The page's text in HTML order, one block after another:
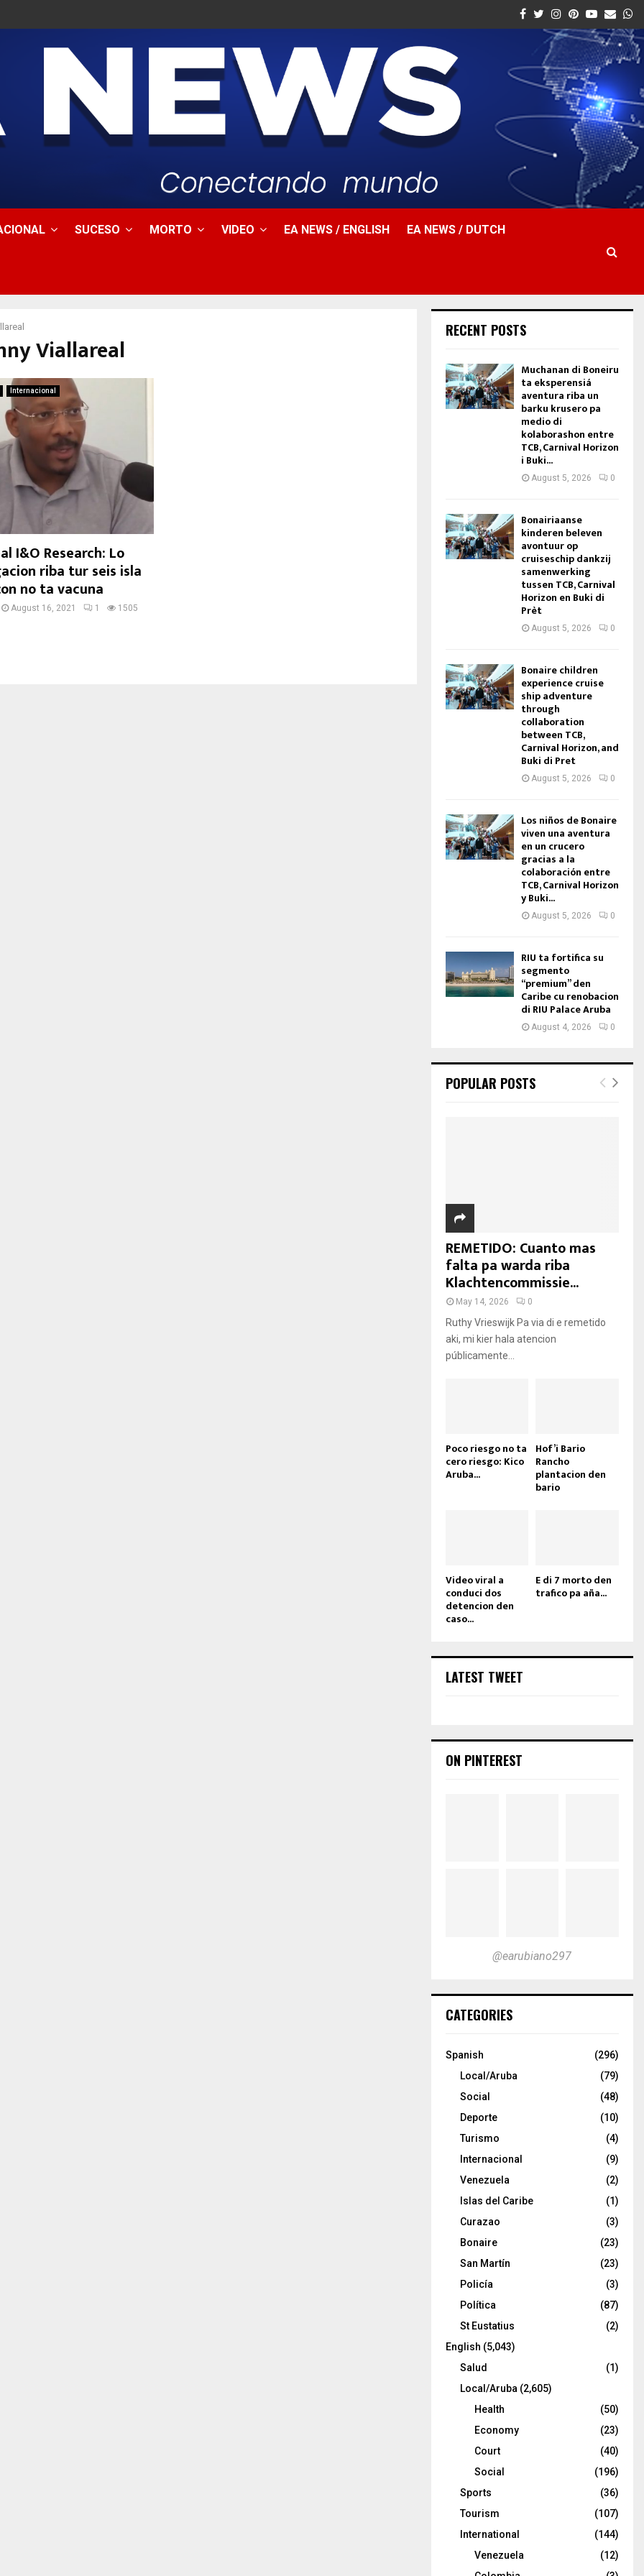
Facebook
Twitter
Instagram
Pinterest
Youtube
Email
SUCESO MORTO VIDEO EA NEWS / ENGLISH EA NEWS / DUTCH
Viallareal
Internacional
I&O Research: Lo
riba tur seis isla
no ta vacuna
August 16, 2021 1 1505
RECENT POSTS
Muchanan di Boneiru
ta eksperensiá
aventura riba un
barku krusero pa
medio di
kolaborashon entre
TCB, Carnival Horizon
i Buki...
August 5, 2026 0
Bonairiaanse
kinderen beleven
avontuur op
cruiseschip dankzij
samenwerking
tussen TCB, Carnival
Horizon en Buki di
Prèt
August 5, 2026 0
Bonaire children
experience cruise
ship adventure
through
collaboration
between TCB,
Carnival Horizon, and
Buki di Pret
August 5, 2026 0
Los niños de Bonaire
viven una aventura
en un crucero
gracias a la
colaboración entre
TCB, Carnival Horizon
y Buki...
August 5, 2026 0
RIU ta fortifica su
segmento
“premium” den
Caribe cu renobacion
di RIU Palace Aruba
August 4, 2026 0
POPULAR POSTS
REMETIDO: Cuanto mas
falta pa warda riba
Klachtencommissie...
May 14, 2026 0
Ruthy Vrieswijk Pa via di e remetido
aki, mi kier hala atencion
públicamente...
Poco riesgo no ta
cero riesgo: Kico
Aruba...
Hof’i Bario
Rancho
plantacion den
bario
Video viral a
conduci dos
detencion den
caso...
E di 7 morto den
trafico pa aña...
LATEST TWEET
ON PINTEREST
@earubiano297
CATEGORIES
Spanish
(296)
Local/Aruba
(79)
Social
(48)
Deporte
(10)
Turismo
(4)
Internacional
(9)
Venezuela
(2)
Islas del Caribe
(1)
Curazao
(3)
Bonaire
(23)
San Martín
(23)
Policía
(3)
Política
(87)
St Eustatius
(2)
English (5,043)
Salud
(1)
Local/Aruba (2,605)
Health
(50)
Economy
(23)
Court
(40)
Social
(196)
Sports
(36)
Tourism
(107)
International
(144)
Venezuela
(12)